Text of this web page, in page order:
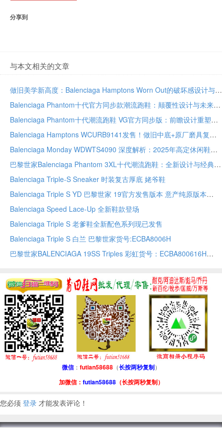
分享到
与本文相关的文章
做旧美学新高度：Balenciaga Hamptons Worn Out的破坏感设计与复古主义宣言
Balenciaga Phantom十代官方同步款潮流跑鞋：颠覆性设计与未来美学重塑运动风尚
Balenciaga Phantom十代潮流跑鞋 VG官方同步版：前瞻设计重塑未来运动美学
Balenciaga Hamptons WCURB9141发售！做旧中底+原厂磨具复刻千禧废墟美学
Balenciaga Monday WDWTS4090 深度解析：2025年高定休闲鞋的工业美学革命
巴黎世家Balenciaga Phantom 3XL十代潮流跑鞋：全新设计与经典元素的融合
Balenciaga Triple-S Sneaker 时装复古厚底 姥爷鞋
Balenciaga Triple S YD 巴黎世家 19官方发售版本 意产纯原版本
Balenciaga Speed Lace-Up 全新鞋款登场
Balenciaga Triple S 老爹鞋全新配色系列现已发售
Balenciaga Triple S 白兰 巴黎世家货号:ECBA8006H
巴黎世家BALENCIAGA 19SS Triples 彩虹货号：ECBA800616H
微信： futian58688（长按两秒复制）
加微信： futian58688（长按两秒复制）
您必须 登录 才能发表评论！